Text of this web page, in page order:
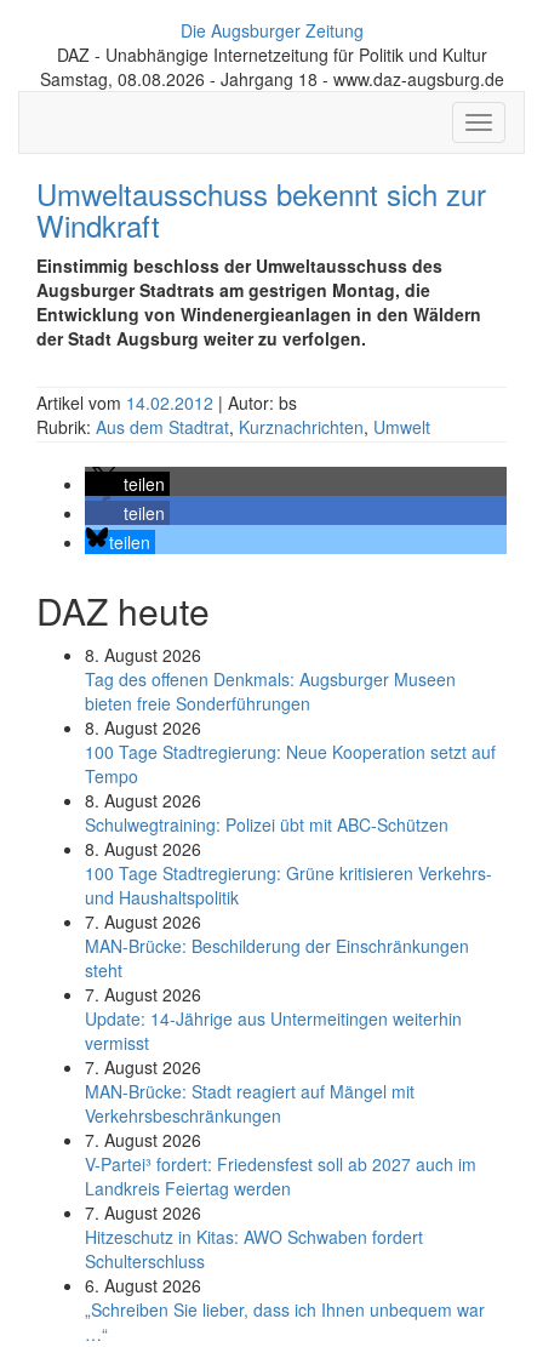
Die Augsburger Zeitung
DAZ - Unabhängige Internetzeitung für Politik und Kultur
Samstag, 08.08.2026 - Jahrgang 18 - www.daz-augsburg.de
Toggle
Umweltausschuss bekennt sich zur
Windkraft
Einstimmig beschloss der Umweltausschuss des
Augsburger Stadtrats am gestrigen Montag, die
Entwicklung von Windenergieanlagen in den Wäldern
der Stadt Augsburg weiter zu verfolgen.
Artikel vom 14.02.2012 | Autor: bs
Rubrik: Aus dem Stadtrat, Kurznachrichten, Umwelt
teilen
teilen
teilen
DAZ heute
8. August 2026
Tag des offenen Denkmals: Augsburger Museen
bieten freie Sonderführungen
8. August 2026
100 Tage Stadtregierung: Neue Kooperation setzt auf
Tempo
8. August 2026
Schul­weg­trai­ning: Poli­zei übt mit ABC-Schüt­zen
8. August 2026
100 Tage Stadtregierung: Grüne kritisieren Verkehrs-
und Haushaltspolitik
7. August 2026
MAN-Brücke: Beschilderung der Einschränkungen
steht
7. August 2026
Update: 14-Jährige aus Untermeitingen weiterhin
vermisst
7. August 2026
MAN-Brücke: Stadt reagiert auf Mängel mit
Verkehrsbeschränkungen
7. August 2026
V-Partei­³ fordert: Friedens­fest soll ab 2027 auch im
Land­kreis Feier­tag werden
7. August 2026
Hitzeschutz in Kitas: AWO Schwaben fordert
Schulterschluss
6. August 2026
„Schreiben Sie lieber, dass ich Ihnen unbequem war
…“